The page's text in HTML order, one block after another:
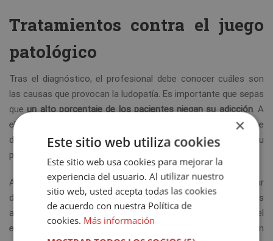
Tratamientos contra el juego
patológico
Tras el diagnóstico, el profesional debe conocer cuáles son
las causas que provocan la ludopatía. Es importante que sepas
que un alto porcentaje de los pacientes niegan su adicción. A
ello se le añade que en muy raras ocasiones son ellos los que
deciden someterse a una terapia. Al recibir la presión de su
pareja o de un familiar, el problema puede empeorar.
Así, quien lleva a cabo el tratamiento debería empezar
destacando cuáles son las negativas consecuencias de sus
actos. La opción de recuperar su vida anterior, su nivel
económico y sus relaciones son unas realidades que deben
×
Este sitio web utiliza cookies
Este sitio web usa cookies para mejorar la
experiencia del usuario. Al utilizar nuestro
sitio web, usted acepta todas las cookies
de acuerdo con nuestra Política de
cookies. Más información